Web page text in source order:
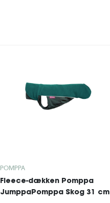
POMPPA
Fleece-dækken Pomppa
JumppaPomppa Skog 31 cm